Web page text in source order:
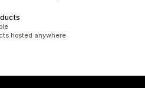
hosted anywhere